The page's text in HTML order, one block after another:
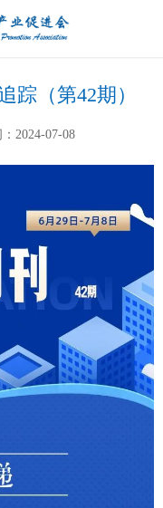
踪（第42期）
2024-07-08